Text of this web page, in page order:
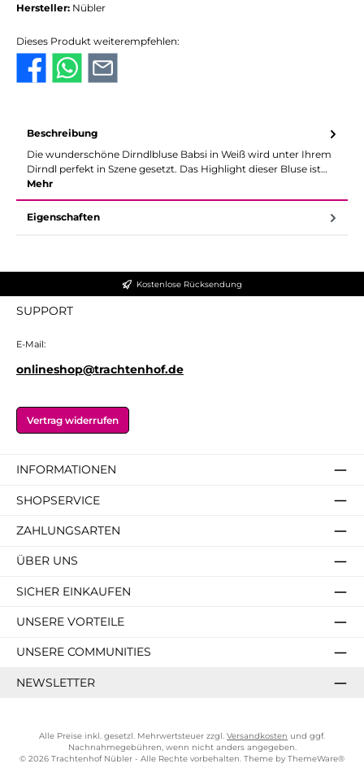
Hersteller: Nübler
Dieses Produkt weiterempfehlen:
Beschreibung
Die wunderschöne Dirndlbluse Babsi in Weiß wird unter Ihrem
Dirndl perfekt in Szene gesetzt. Das Highlight dieser Bluse ist…
Mehr
Eigenschaften
Kostenlose Rücksendung
SUPPORT
E-Mail:
onlineshop@trachtenhof.de
Vertrag widerrufen
INFORMATIONEN
SHOPSERVICE
ZAHLUNGSARTEN
ÜBER UNS
SICHER EINKAUFEN
UNSERE VORTEILE
UNSERE COMMUNITIES
NEWSLETTER
Alle Preise inkl. gesetzl. Mehrwertsteuer zzgl. Versandkosten und ggf.
Nachnahmegebühren, wenn nicht anders angegeben.
© 2026 Trachtenhof Nübler - Alle Rechte vorbehalten. Theme by ThemeWare®